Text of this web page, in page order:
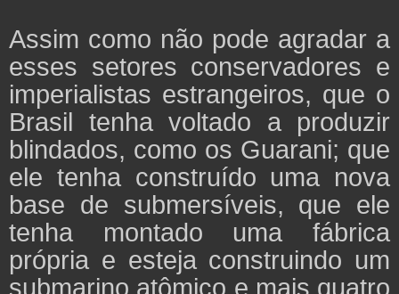
Assim como não pode agradar a
esses setores conservadores e
imperialistas estrangeiros, que o
Brasil tenha voltado a produzir
blindados, como os Guarani; que
ele tenha construído uma nova
base de submersíveis, que ele
tenha montado uma fábrica
própria e esteja construindo um
submarino atômico e mais quatro